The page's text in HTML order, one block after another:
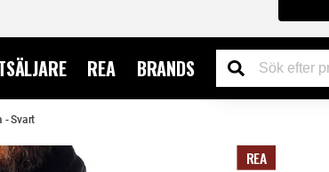
REA BRANDS
- Svart
REA